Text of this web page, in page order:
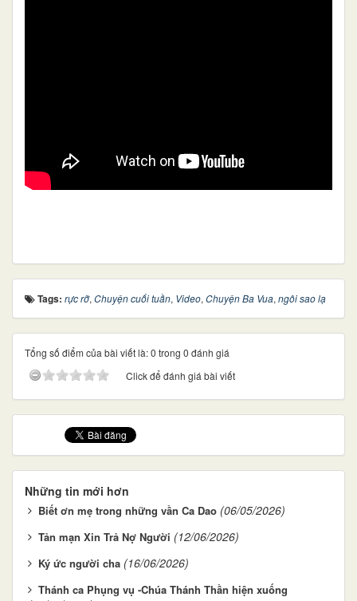
Tags: rực rỡ, Chuyện cuối tuần, Video, Chuyện Ba Vua, ngôi sao lạ
Tổng số điểm của bài viết là: 0 trong 0 đánh giá
Click để đánh giá bài viết
Những tin mới hơn
Biết ơn mẹ trong những vần Ca Dao (06/05/2026)
Tản mạn Xin Trả Nợ Người (12/06/2026)
Ký ức người cha (16/06/2026)
Thánh ca Phụng vụ -Chúa Thánh Thần hiện xuống